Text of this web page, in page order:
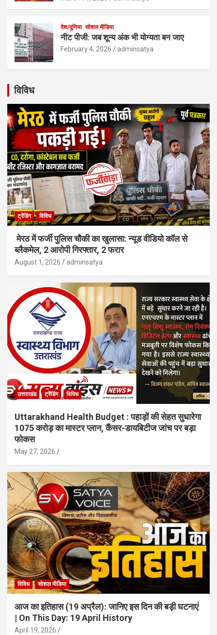
देश/दुनिया सोशल मीडिया
नीट पीजी: जब शून्य अंक भी योग्यता बन जाए
February 4, 2026 adminsatya
विविध
ट्रेंडिंग विविध
मेरठ में फर्जी पुलिस चौकी का खुलासा: न्यूड वीडियो कॉल से
ब्लैकमेल, 2 आरोपी गिरफ्तार, 2 फरार
August 1, 2026 adminsatya
उत्तराखंड ट्रेंडिंग विविध
Uttarakhand Health Budget : पहाड़ों की सेहत सुधारेगा
1075 करोड़ का मास्टर प्लान, कैंसर-डायबिटीज जांच पर बड़ा
फोकस
May 27, 2026
विविध सोशल मीडिया
आज का इतिहास (19 अप्रैल): जानिए इस दिन की बड़ी घटनाएं
| On This Day: 19 April History
April 19, 2026